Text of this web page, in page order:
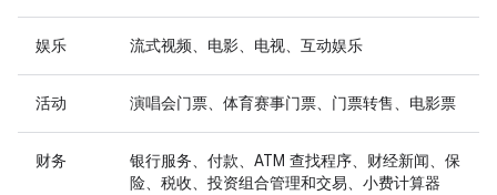
娱乐 流式视频、电影、电视、互动娱乐
活动 演唱会门票、体育赛事门票、门票转售、电影票
财务
银行服务、付款、ATM 查找程序、财经新闻、保
险、税收、投资组合管理和交易、小费计算器